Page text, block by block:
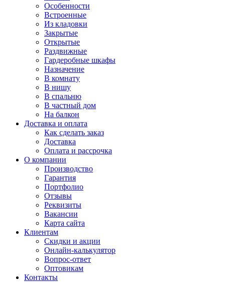
Особенности
Встроенные
Из кладовки
Закрытые
Открытые
Раздвижные
Гардеробные шкафы
Назначение
В комнату
В нишу
В спальню
В частный дом
На балкон
Доставка и оплата
Как сделать заказ
Доставка
Оплата и рассрочка
О компании
Производство
Гарантия
Портфолио
Отзывы
Реквизиты
Вакансии
Карта сайта
Клиентам
Скидки и акции
Онлайн-калькулятор
Вопрос-ответ
Оптовикам
Контакты